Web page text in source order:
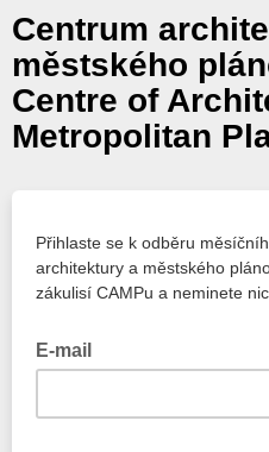
Centrum
městského
Centre of
Metropolitan
Přihlaste se k odběru
architektury a městského
zákulisí CAMPu a neminete
E-mail